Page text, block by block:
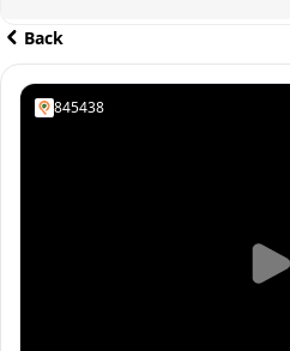
Back
845438